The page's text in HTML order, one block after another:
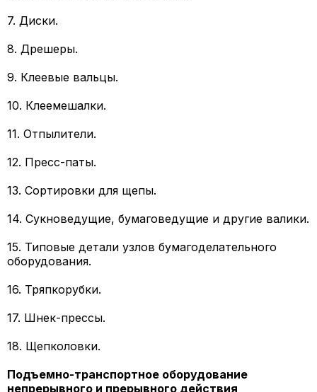
7. Диски.
8. Дрешеры.
9. Клеевые вальцы.
10. Клеемешалки.
11. Отпылители.
12. Пресс-паты.
13. Сортировки для щепы.
14. Сукноведущие, бумаговедущие и другие валики.
15. Типовые детали узлов бумагоделательного
оборудования.
16. Тряпкорубки.
17. Шнек-прессы.
18. Щепколовки.
Подъемно-транспортное оборудование
непрерывного и прерывного действия